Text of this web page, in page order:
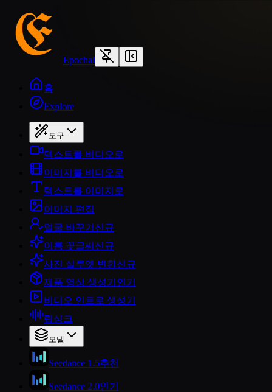
Epochal
홈
Explore
도구
텍스트를 비디오로
이미지를 비디오로
텍스트를 이미지로
이미지 편집
얼굴 바꾸기 신규
이름 꽃글씨 신규
사진 실루엣 변환신규
제품 영상 생성기 인기
비디오 인트로 생성기
립싱크
모델
Seedance 1.5추천
Seedance 2.0인기